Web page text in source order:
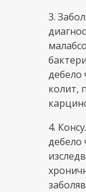
3.
дебело
колит,
4.
дебело